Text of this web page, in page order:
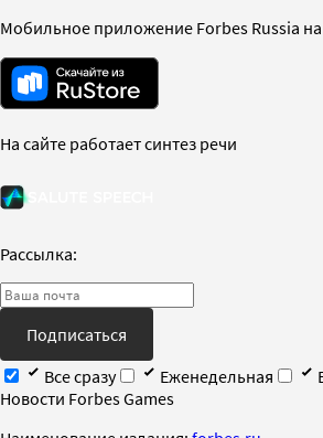
Мобильное приложение Forbes Russia
На сайте работает синтез речи
Рассылка:
Подписаться
Все сразу
Еженедельная
Новости Forbes Games